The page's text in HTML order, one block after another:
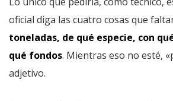
oficial diga las cuatro cosas que
toneladas, de qué especie, con
qué fondos. Mientras eso no esté,
adjetivo.